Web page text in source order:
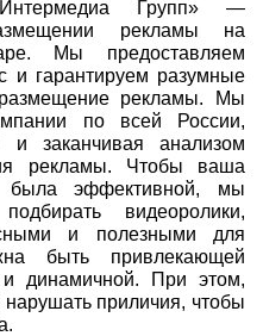
Групп» —
рекламы на
Мы предоставляем
и гарантируем разумные
рекламы. Мы
по всей России,
и заканчивая анализом
рекламы. Чтобы ваша
была эффективной, мы
видеоролики,
и полезными для
быть привлекающей
динамичной. При этом,
приличия, чтобы